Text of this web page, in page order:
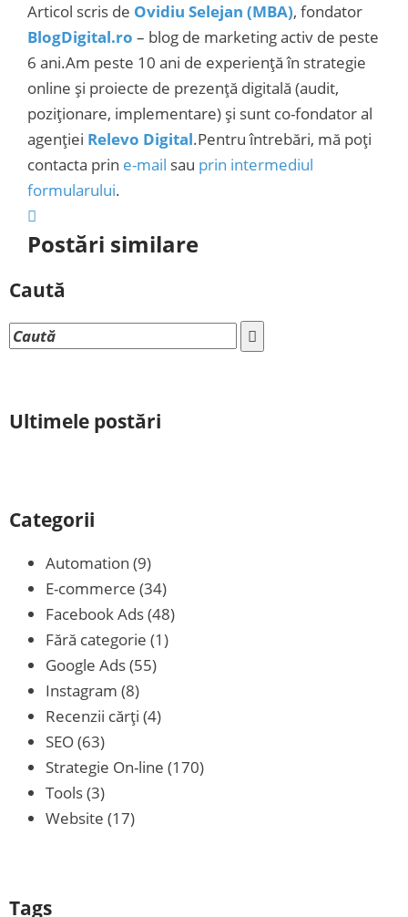
Articol scris de Ovidiu Selejan (MBA), fondator
BlogDigital.ro – blog de marketing activ de peste
6 ani.Am peste 10 ani de experiență în strategie
online și proiecte de prezență digitală (audit,
poziționare, implementare) și sunt co-fondator al
agenției Relevo Digital.Pentru întrebări, mă poți
contacta prin e-mail sau prin intermediul
formularului.
Postări similare
Caută
Ultimele postări
Categorii
Automation (9)
E-commerce (34)
Facebook Ads(48)
Fără categorie (1)
Google Ads(55)
Instagram (8)
Recenzii cărţi (4)
SEO(63)
Strategie On-line (170)
Tools(3)
Website (17)
Tags